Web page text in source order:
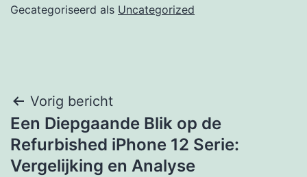
Gecategoriseerd als Uncategorized
Post
navigation
Vorig bericht
Een Diepgaande Blik op de
Refurbished iPhone 12 Serie:
Vergelijking en Analyse